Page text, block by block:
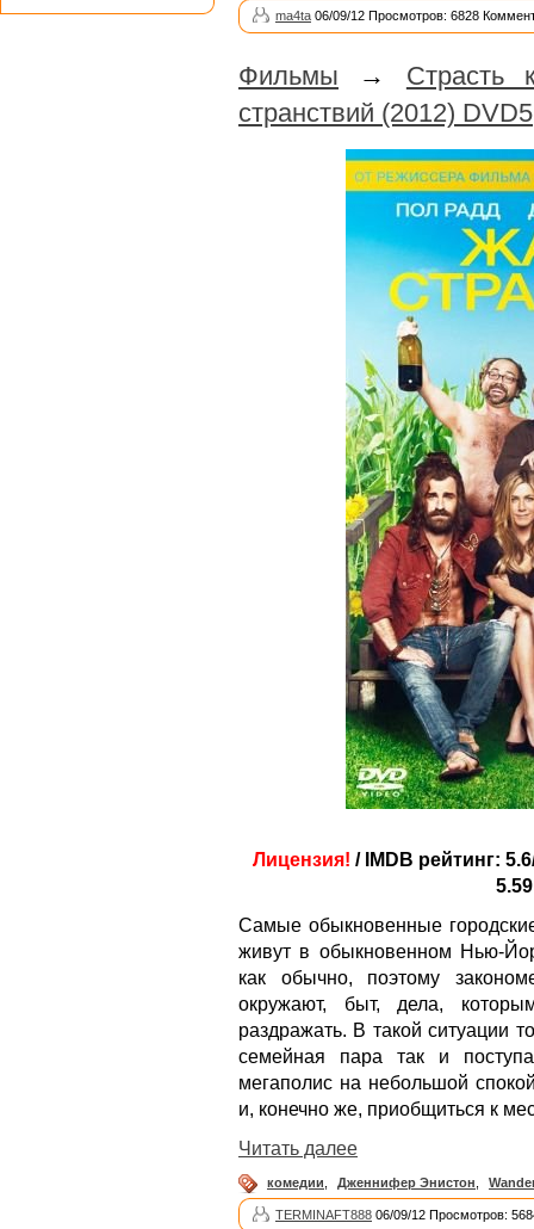
ma4ta 06/09/12 Просмотров: 6828
Фильмы → Страсть
странствий (2012) DVD5
Лицензия! / IMDB рейтинг:
Самые обыкновенные
живут в обыкновенном Нью-
как обычно, поэтому
окружают, быт, дела,
раздражать. В такой ситуации
семейная пара так и
мегаполис на небольшой
и, конечно же, приобщиться к
Читать далее
комедии Дженнифер Энистон
TERMINAFT888 06/09/12 Просмотров: